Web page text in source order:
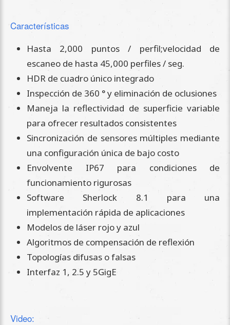
Características
Hasta 2,000 puntos / perfil;velocidad de
escaneo de hasta 45,000 perfiles / seg.
HDR de cuadro único integrado
Inspección de 360 ​​° y eliminación de oclusiones
Maneja la reflectividad de superficie variable
para ofrecer resultados consistentes
Sincronización de sensores múltiples mediante
una configuración única de bajo costo
Envolvente IP67 para condiciones de
funcionamiento rigurosas
Software Sherlock 8.1 para una
implementación rápida de aplicaciones
Modelos de láser rojo y azul
Algoritmos de compensación de reflexión
Topologías difusas o falsas
Interfaz 1, 2.5 y 5GigE
Video: